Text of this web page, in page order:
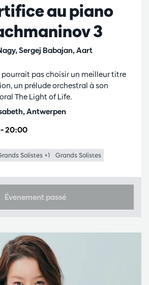
au piano
3
Sergej Babajan, Aart
– 20:00
pourrait pas choisir un meilleur titre
un prélude orchestral à son
The Light of Life.
Antwerpen
Solistes +1 Grands Solistes
Évenement passé